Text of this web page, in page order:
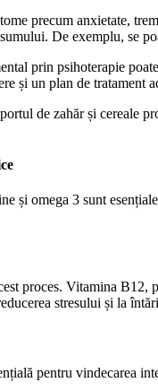
precum anxietate,
De exemplu, se
prin psihoterapie
și un plan de tratament
de zahăr și cereale
și omega 3 sunt
proces. Vitamina B12,
stresului și la
pentru vindecarea